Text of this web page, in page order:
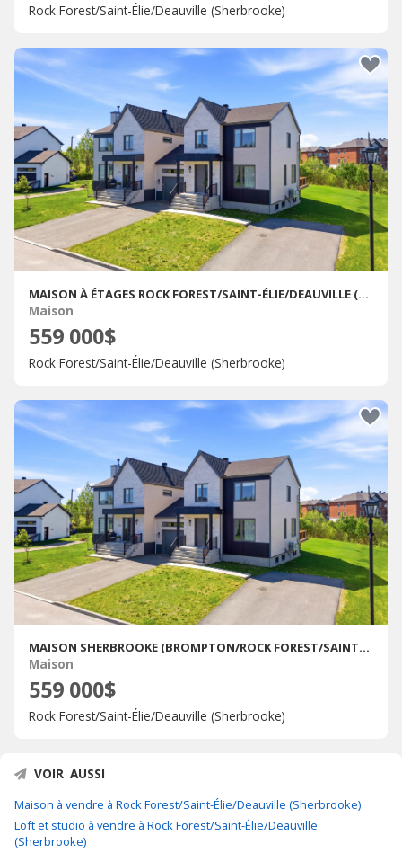
Rock Forest/Saint-Élie/Deauville (Sherbrooke)
MAISON À ÉTAGES ROCK FOREST/SAINT-ÉLIE/DEAUVILLE (SHERBROOKE) À VENDRE
Maison
559 000$
Rock Forest/Saint-Élie/Deauville (Sherbrooke)
MAISON SHERBROOKE (BROMPTON/ROCK FOREST/SAINT-ÉLIE/DEAUVILLE) � VENDRE
Maison
559 000$
Rock Forest/Saint-Élie/Deauville (Sherbrooke)
VOIR AUSSI
Maison à vendre à Rock Forest/Saint-Élie/Deauville (Sherbrooke)
Loft et studio à vendre à Rock Forest/Saint-Élie/Deauville
(Sherbrooke)